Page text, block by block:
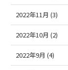
2022年11月 (3)
2022年10月 (2)
2022年9月 (4)